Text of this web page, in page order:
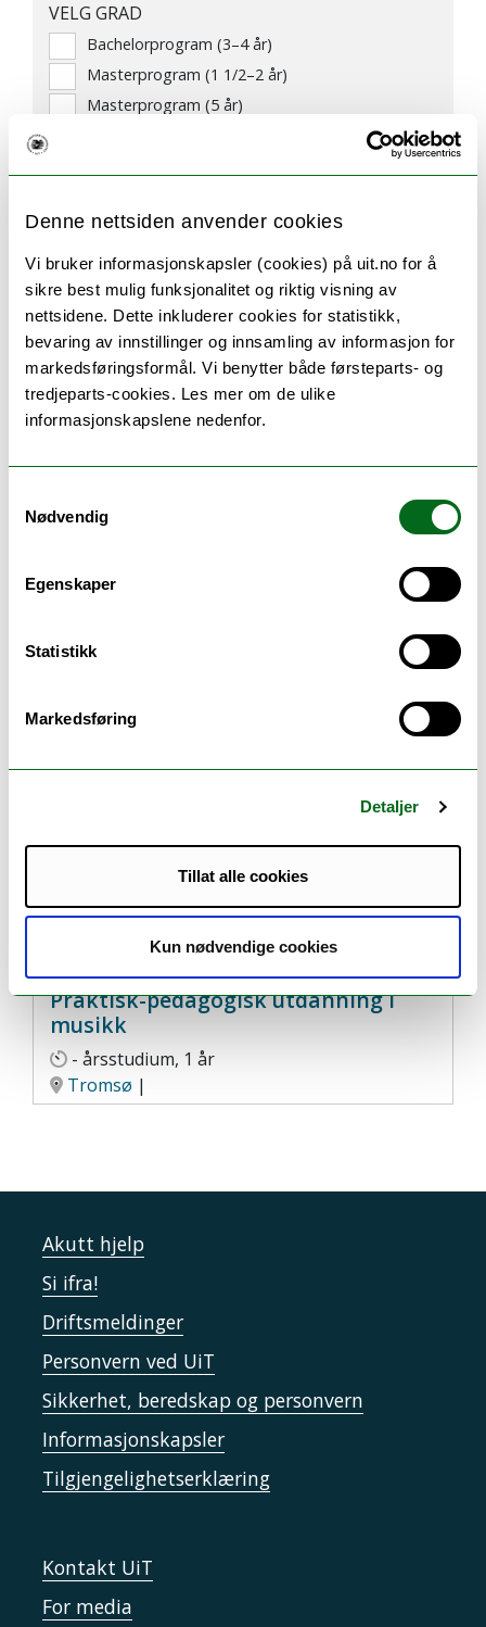
Denne nettsiden anvender cookies
Vi bruker informasjonskapsler (cookies) på uit.no for å
sikre best mulig funksjonalitet og riktig visning av
nettsidene. Dette inkluderer cookies for statistikk,
bevaring av innstillinger og innsamling av informasjon for
markedsføringsformål. Vi benytter både førsteparts- og
tredjeparts-cookies. Les mer om de ulike
informasjonskapslene nedenfor.
Nødvendig
Egenskaper
Statistikk
Markedsføring
Detaljer
Tillat alle cookies
Kun nødvendige cookies
VELG GRAD
Bachelorprogram (3–4 år)
Masterprogram (1 1/2–2 år)
Masterprogram (5 år)
Øvrige studier
2 studieprogram
Musikk
Tromsø|
Praktisk-pedagogisk utdanning i
musikk
- årsstudium, 1 år
Tromsø |
Akutt hjelp
Si ifra!
Driftsmeldinger
Personvern ved UiT
Sikkerhet, beredskap og personvern
Informasjonskapsler
Tilgjengelighetserklæring
Kontakt UiT
For media